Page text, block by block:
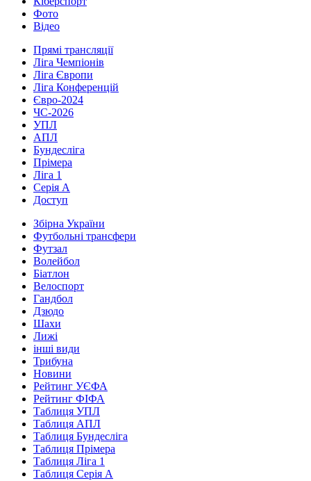
Фото
Відео
Прямі трансляції
Ліга Чемпіонів
Ліга Європи
Ліга Конференцій
Євро-2024
ЧС-2026
УПЛ
АПЛ
Бундесліга
Прімера
Ліга 1
Серія А
Доступ
Збірна України
Футбольні трансфери
Футзал
Волейбол
Біатлон
Велоспорт
Гандбол
Дзюдо
Шахи
Лижі
інші види
Трибуна
Новини
Рейтинг УЄФА
Рейтинг ФІФА
Таблиця УПЛ
Таблиця АПЛ
Таблиця Бундесліга
Таблиця Прімера
Таблиця Ліга 1
Таблиця Серія А